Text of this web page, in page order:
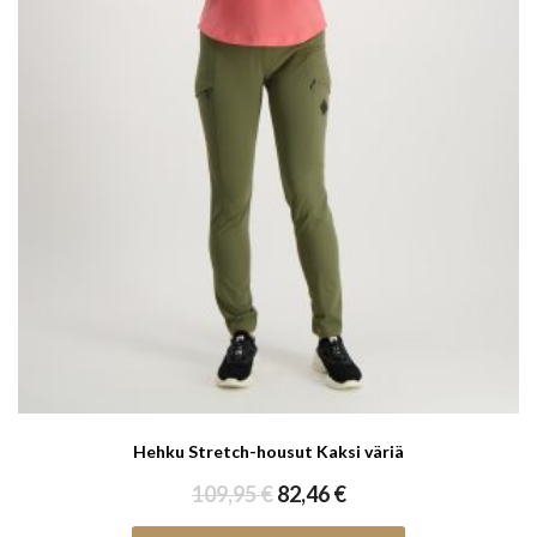
Hehku Stretch-housut Kaksi väriä
109,95€ Alkuperäinen
82,46€Nykyinen